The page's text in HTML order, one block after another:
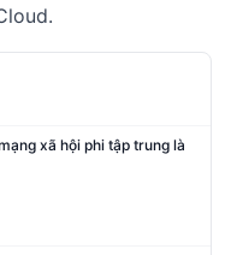
xã hội phi tập trung là